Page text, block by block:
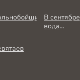
В сентябре
вода